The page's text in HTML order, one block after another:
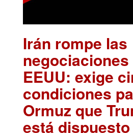
Irán rompe las
EEUU: exige
condiciones
Ormuz que
está dispuesto